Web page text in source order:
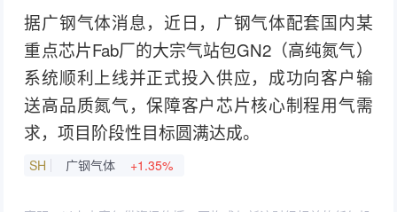
据广钢气体消息，近日，广钢气体配套国内某
重点芯片Fab厂的大宗气站包GN2（高纯氮气）
系统顺利上线并正式投入供应，成功向客户输
送高品质氮气，保障客户芯片核心制程用气需
求，项目阶段性目标圆满达成。
SH 广钢气体 +1.35%